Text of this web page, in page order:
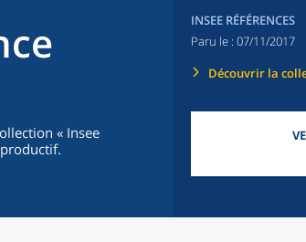
« Insee
INSEE RÉFÉRENCES
Paru le : 07/11/2017
Découvrir la